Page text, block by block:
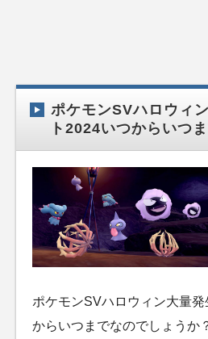
ポケモンSVハロウィ
ト2024いつからいつ
ポケモンSVハロウィン大量
からいつまでなのでしょうか